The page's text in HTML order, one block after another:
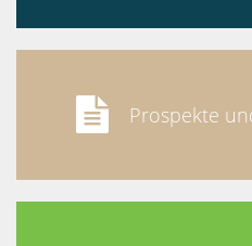
 Prospekte